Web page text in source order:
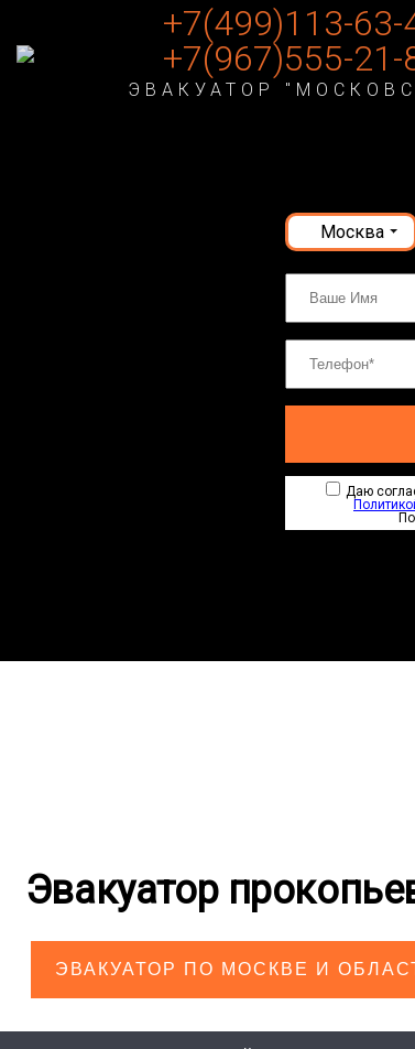
+7(499)113-63-
+7(967)555-21-
ЭВАКУАТОР
Москва
Даю
Эвакуатор
ЭВАКУАТОР ПО МОСКВЕ И